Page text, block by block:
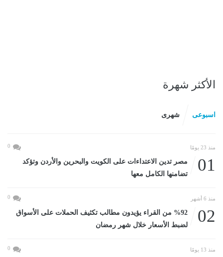
الأكثر شهرة
اسبوعى شهرى
منذ 23 يومًا 0
01
مصر تدين الاعتداءات على الكويت والبحرين والأردن وتؤكد
تضامنها الكامل معها
منذ 6 أشهر 0
02
%92 من القراء يؤيدون مطالب تكثيف الحملات على الأسواق
لضبط الأسعار خلال شهر رمضان
منذ 13 يومًا 0